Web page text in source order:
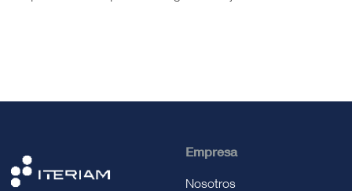
Empresa
Nosotros